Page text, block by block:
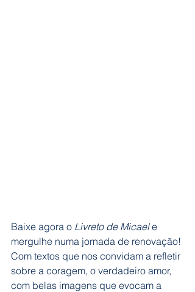
Baixe agora o Livreto de Micael e
mergulhe numa jornada de renovação!
Com textos que nos convidam a refletir
sobre a coragem, o verdadeiro amor,
com belas imagens que evocam a